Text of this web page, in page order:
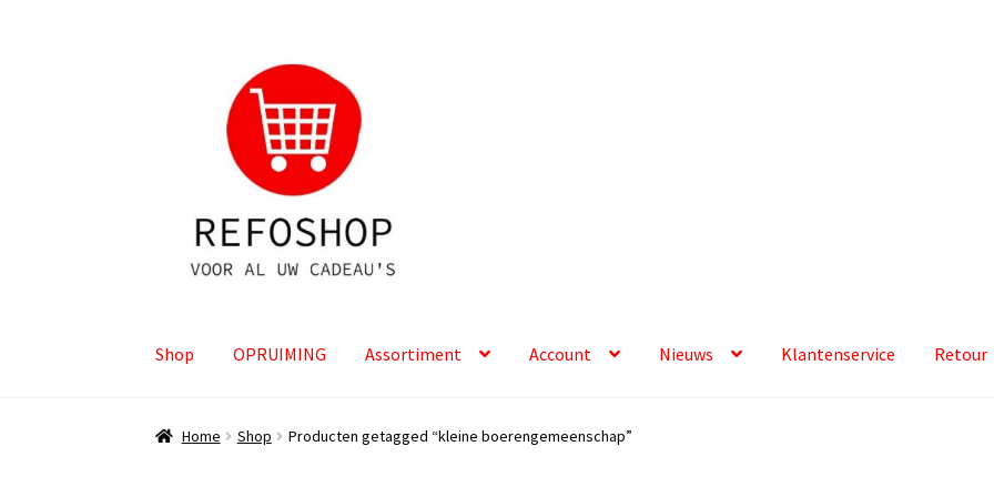
Shop OPRUIMING Assortiment Account Nieuws Klantenservice Retour
Home Shop Producten getagged “kleine boerengemeenschap”